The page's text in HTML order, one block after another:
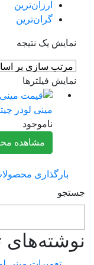
ارزان‌ترین
گران‌ترین
یک نتیجه
فیلترها
مینی لودر چیتا
ناموجود
مشاهده محصول
بارگذاری محصولات